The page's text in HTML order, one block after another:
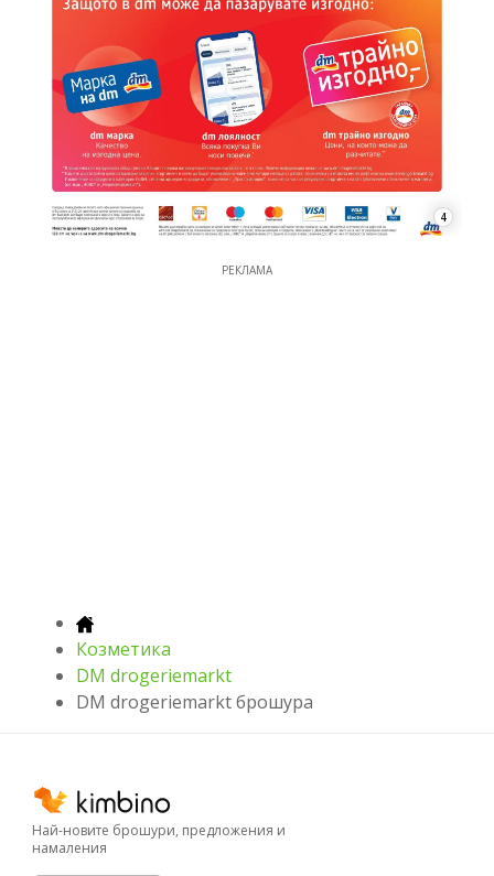
4
РЕКЛАМА
Козметика
DM drogeriemarkt
DM drogeriemarkt брошура
Най-новите брошури, предложения и
намаления